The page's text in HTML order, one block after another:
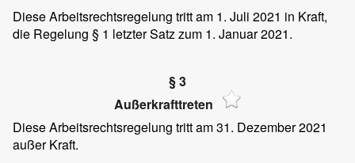
Diese Arbeitsrechtsregelung tritt am 1. Juli 2021 in Kraft,
die Regelung § 1 letzter Satz zum 1. Januar 2021.
§ 3
Außerkrafttreten
Diese Arbeitsrechtsregelung tritt am 31. Dezember 2021
außer Kraft.